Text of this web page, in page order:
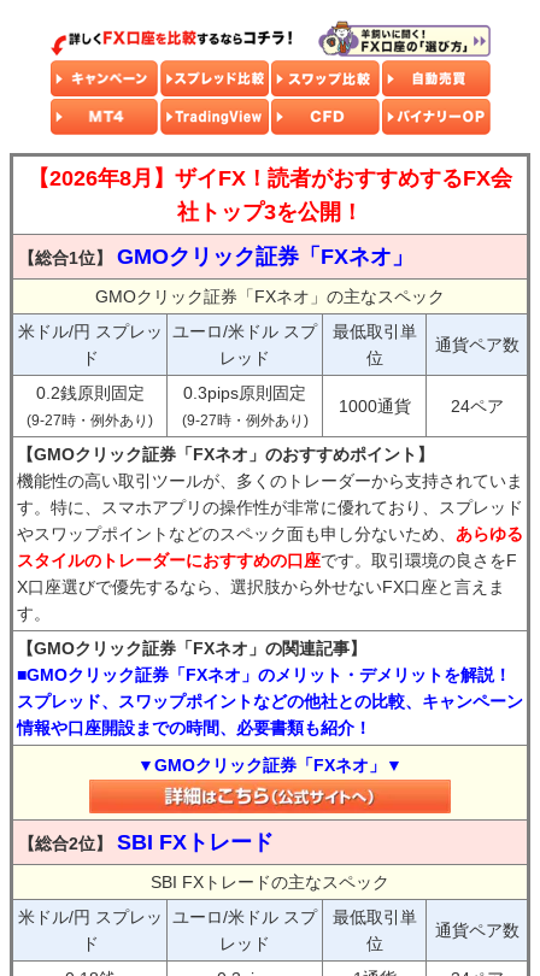
【2026年8月】ザイFX！読者がおすすめするFX会
社トップ3を公開！
【総合1位】 GMOクリック証券「FXネオ」
GMOクリック証券「FXネオ」の主なスペック
米ドル/円 スプレッ
ド
ユーロ/米ドル スプ
レッド
最低取引単
位
通貨ペア数
0.2銭原則固定
(9-27時・例外あり)
0.3pips原則固定
(9-27時・例外あり)
1000通貨 24ペア
【GMOクリック証券「FXネオ」のおすすめポイント】
機能性の高い取引ツールが、多くのトレーダーから支持されていま
す。特に、スマホアプリの操作性が非常に優れており、スプレッド
やスワップポイントなどのスペック面も申し分ないため、 あらゆる
スタイルのトレーダーにおすすめの口座です。取引環境の良さをF
X口座選びで優先するなら、選択肢から外せないFX口座と言えま
す。
【GMOクリック証券「FXネオ」の関連記事】
■GMOクリック証券「FXネオ」のメリット・デメリットを解説！
スプレッド、スワップポイントなどの他社との比較、キャンペーン
情報や口座開設までの時間、必要書類も紹介！
▼GMOクリック証券「FXネオ」▼
【総合2位】 SBI FXトレード
SBI FXトレードの主なスペック
米ドル/円 スプレッ
ド
ユーロ/米ドル スプ
レッド
最低取引単
位
通貨ペア数